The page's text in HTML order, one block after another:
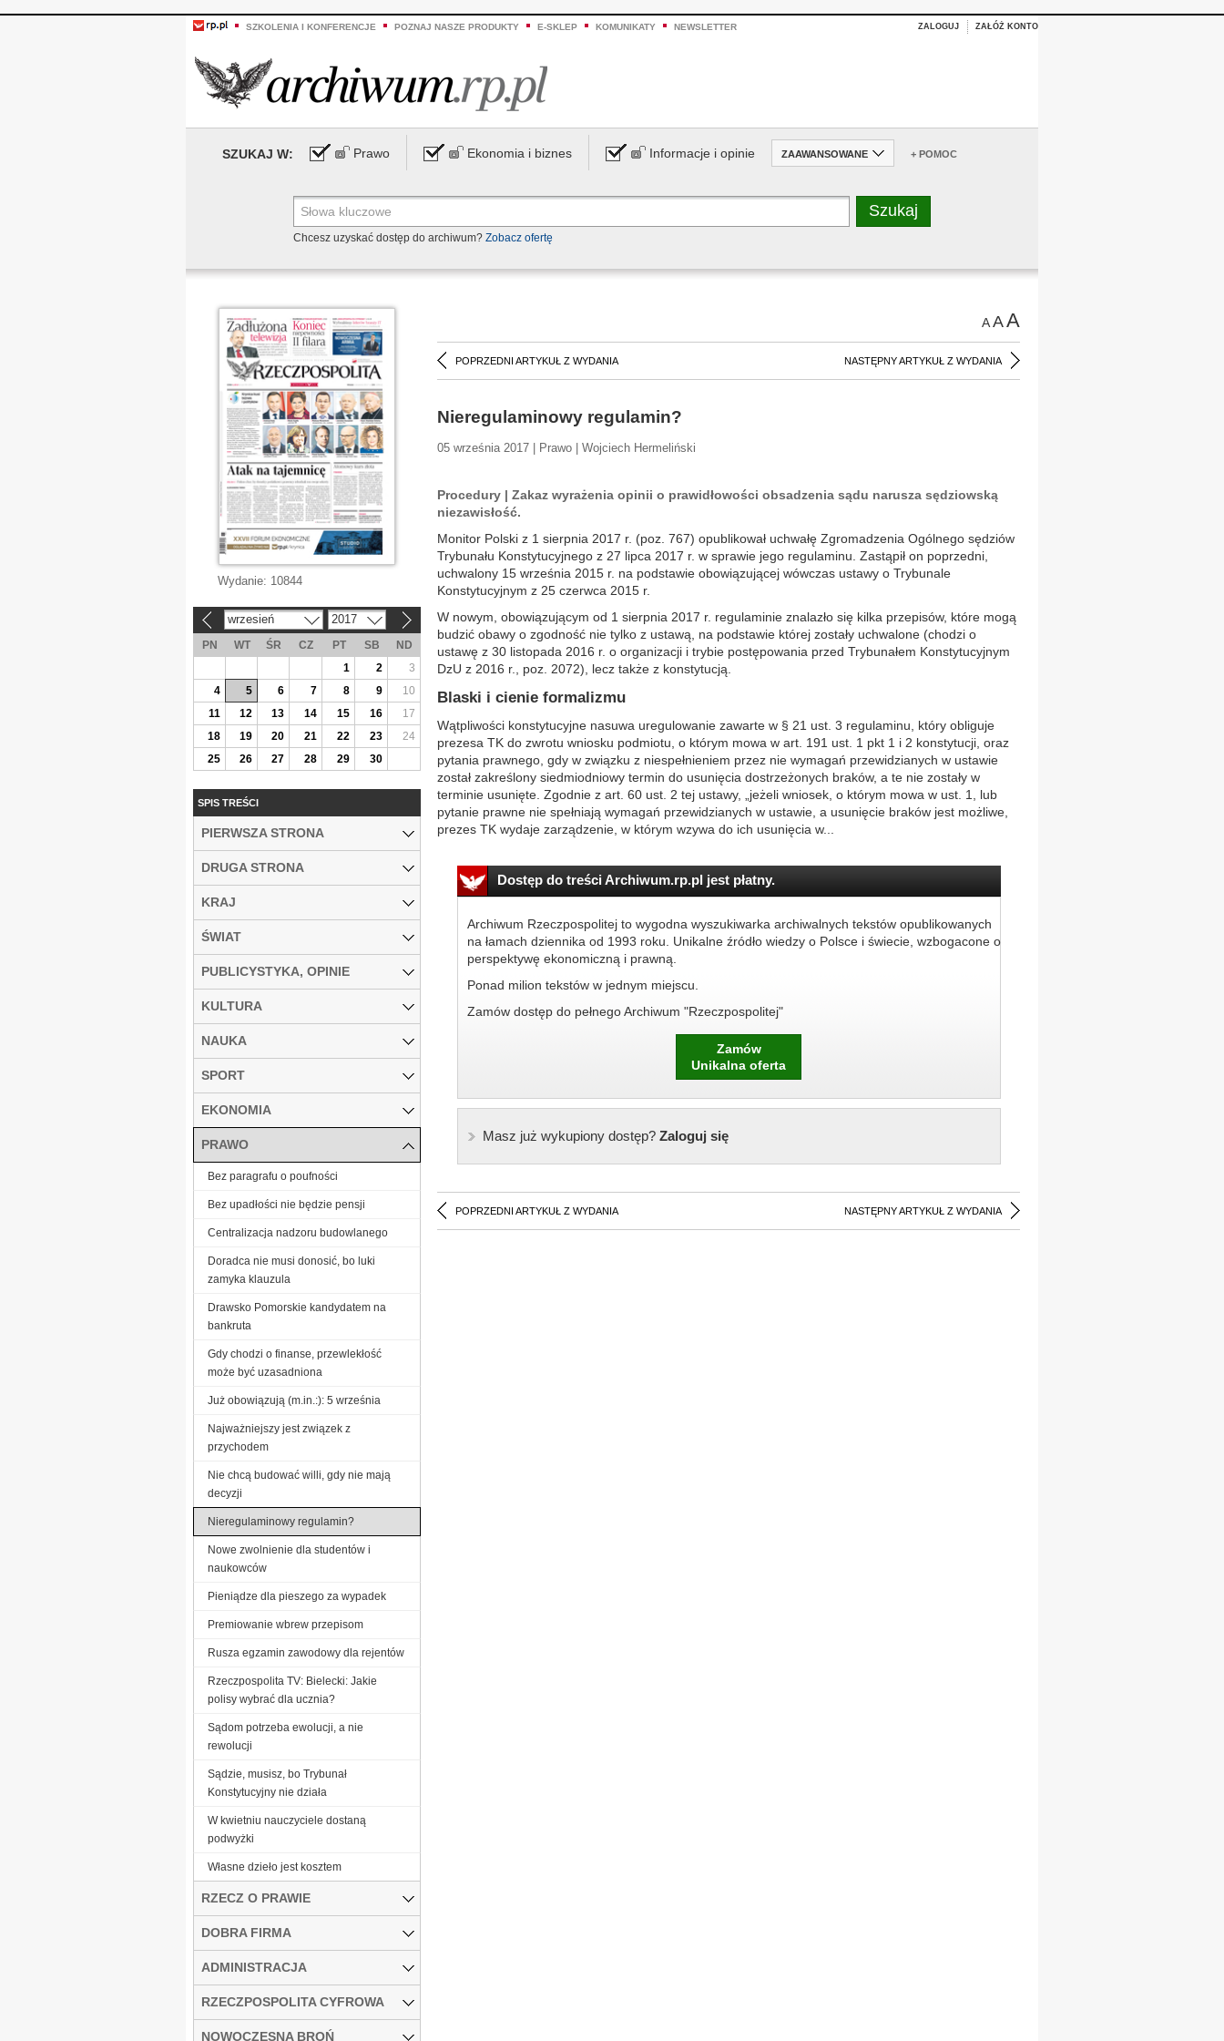
SZKOLENIA I KONFERENCJE POZNAJ NASZE PRODUKTY E-SKLEP KOMUNIKATY NEWSLETTER ZALOGUJ ZAŁÓŻ KONTO
SZUKAJ W: Prawo Ekonomia i biznes Informacje i opinie ZAAWANSOWANE + POMOC
Chcesz uzyskać dostęp do archiwum? Zobacz ofertę
AAA
POPRZEDNI ARTYKUŁ Z WYDANIA NASTĘPNY ARTYKUŁ Z WYDANIA
Nieregulaminowy regulamin?
05 września 2017 | Prawo | Wojciech Hermeliński
Procedury | Zakaz wyrażenia opinii o prawidłowości obsadzenia sądu narusza sędziowską
niezawisłość.
Monitor Polski z 1 sierpnia 2017 r. (poz. 767) opublikował uchwałę Zgromadzenia Ogólnego sędziów
Trybunału Konstytucyjnego z 27 lipca 2017 r. w sprawie jego regulaminu. Zastąpił on poprzedni,
uchwalony 15 września 2015 r. na podstawie obowiązującej wówczas ustawy o Trybunale
Konstytucyjnym z 25 czerwca 2015 r.
W nowym, obowiązującym od 1 sierpnia 2017 r. regulaminie znalazło się kilka przepisów, które mogą
budzić obawy o zgodność nie tylko z ustawą, na podstawie której zostały uchwalone (chodzi o
ustawę z 30 listopada 2016 r. o organizacji i trybie postępowania przed Trybunałem Konstytucyjnym
DzU z 2016 r., poz. 2072), lecz także z konstytucją.
Blaski i cienie formalizmu
Wątpliwości konstytucyjne nasuwa uregulowanie zawarte w § 21 ust. 3 regulaminu, który obliguje
prezesa TK do zwrotu wniosku podmiotu, o którym mowa w art. 191 ust. 1 pkt 1 i 2 konstytucji, oraz
pytania prawnego, gdy w związku z niespełnieniem przez nie wymagań przewidzianych w ustawie
został zakreślony siedmiodniowy termin do usunięcia dostrzeżonych braków, a te nie zostały w
terminie usunięte. Zgodnie z art. 60 ust. 2 tej ustawy, „jeżeli wniosek, o którym mowa w ust. 1, lub
pytanie prawne nie spełniają wymagań przewidzianych w ustawie, a usunięcie braków jest możliwe,
prezes TK wydaje zarządzenie, w którym wzywa do ich usunięcia w...
Dostęp do treści Archiwum.rp.pl jest płatny.
Archiwum Rzeczpospolitej to wygodna wyszukiwarka archiwalnych tekstów opublikowanych
na łamach dziennika od 1993 roku. Unikalne źródło wiedzy o Polsce i świecie, wzbogacone o
perspektywę ekonomiczną i prawną.
Ponad milion tekstów w jednym miejscu.
Zamów dostęp do pełnego Archiwum "Rzeczpospolitej"
Zamów
Unikalna oferta
Masz już wykupiony dostęp?Zaloguj się
POPRZEDNI ARTYKUŁ Z WYDANIA NASTĘPNY ARTYKUŁ Z WYDANIA
Wydanie: 10844
wrzesień 2017
PN WT ŚR CZ PT SB
ND
1
2
3
4
5 6 7 8 9
10
11
12 13 14 15 16
17
18
19 20 21 22 23
24
25
26 27 28 29 30
SPIS TREŚCI
PIERWSZA STRONA
DRUGA STRONA
KRAJ
ŚWIAT
PUBLICYSTYKA, OPINIE
KULTURA
NAUKA
SPORT
EKONOMIA
PRAWO
Bez paragrafu o poufności
Bez upadłości nie będzie pensji
Centralizacja nadzoru budowlanego
Doradca nie musi donosić, bo luki
zamyka klauzula
Drawsko Pomorskie kandydatem na
bankruta
Gdy chodzi o finanse, przewlekłość
może być uzasadniona
Już obowiązują (m.in.:): 5 września
Najważniejszy jest związek z
przychodem
Nie chcą budować willi, gdy nie mają
decyzji
Nieregulaminowy regulamin?
Nowe zwolnienie dla studentów i
naukowców
Pieniądze dla pieszego za wypadek
Premiowanie wbrew przepisom
Rusza egzamin zawodowy dla rejentów
Rzeczpospolita TV: Bielecki: Jakie
polisy wybrać dla ucznia?
Sądom potrzeba ewolucji, a nie
rewolucji
Sądzie, musisz, bo Trybunał
Konstytucyjny nie działa
W kwietniu nauczyciele dostaną
podwyżki
Własne dzieło jest kosztem
RZECZ O PRAWIE
DOBRA FIRMA
ADMINISTRACJA
RZECZPOSPOLITA CYFROWA
NOWOCZESNA BROŃ